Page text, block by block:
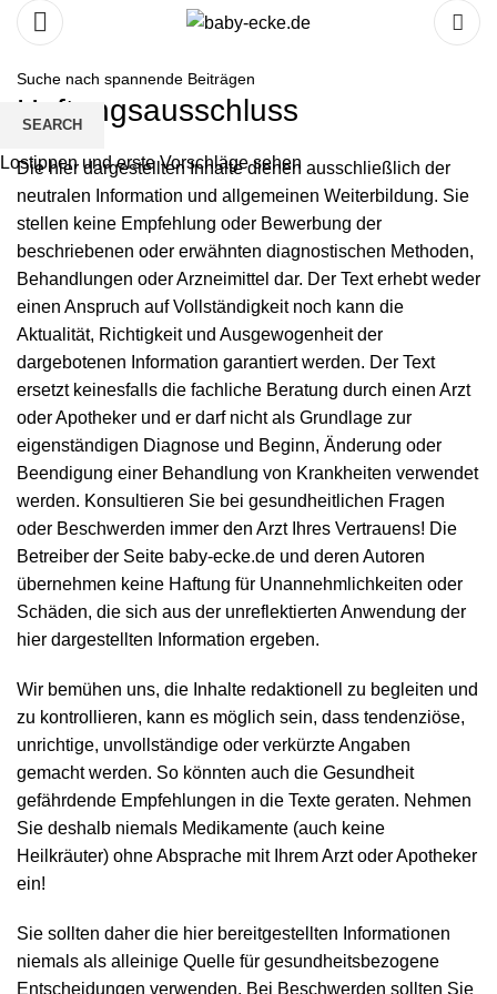
Haftungsausschluss
Die hier dargestellten Inhalte dienen ausschließlich der
neutralen Information und allgemeinen Weiterbildung. Sie
stellen keine Empfehlung oder Bewerbung der
beschriebenen oder erwähnten diagnostischen Methoden,
Behandlungen oder Arzneimittel dar. Der Text erhebt weder
einen Anspruch auf Vollständigkeit noch kann die
Aktualität, Richtigkeit und Ausgewogenheit der
dargebotenen Information garantiert werden. Der Text
ersetzt keinesfalls die fachliche Beratung durch einen Arzt
oder Apotheker und er darf nicht als Grundlage zur
eigenständigen Diagnose und Beginn, Änderung oder
Beendigung einer Behandlung von Krankheiten verwendet
werden. Konsultieren Sie bei gesundheitlichen Fragen
oder Beschwerden immer den Arzt Ihres Vertrauens! Die
Betreiber der Seite baby-ecke.de und deren Autoren
übernehmen keine Haftung für Unannehmlichkeiten oder
Schäden, die sich aus der unreflektierten Anwendung der
hier dargestellten Information ergeben.
Wir bemühen uns, die Inhalte redaktionell zu begleiten und
zu kontrollieren, kann es möglich sein, dass tendenziöse,
unrichtige, unvollständige oder verkürzte Angaben
gemacht werden. So könnten auch die Gesundheit
gefährdende Empfehlungen in die Texte geraten. Nehmen
Sie deshalb niemals Medikamente (auch keine
Heilkräuter) ohne Absprache mit Ihrem Arzt oder Apotheker
ein!
Sie sollten daher die hier bereitgestellten Informationen
niemals als alleinige Quelle für gesundheitsbezogene
Entscheidungen verwenden. Bei Beschwerden sollten Sie
SEARCH
Lostippen und erste Vorschläge sehen